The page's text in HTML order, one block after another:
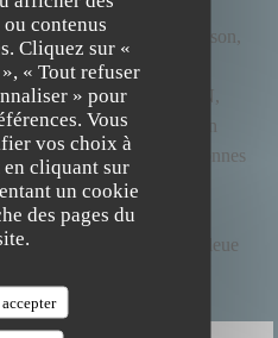
contenus
Cliquez sur «
« Tout refuser
» pour
Vous
vos choix à
cliquant sur
un cookie
des pages du
artisanales, Bio, Fait maison,
BIO ET FAIT MAISON,
Restaurant Végétalien
Accès aux personnes
Sans Contact,
Espèces, Visa, Carte Bleue
Kitchen